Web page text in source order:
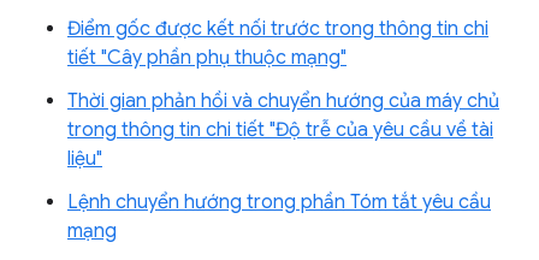
Điểm gốc được kết nối trước trong thông tin chi
tiết "Cây phần phụ thuộc mạng"
Thời gian phản hồi và chuyển hướng của máy chủ
trong thông tin chi tiết "Độ trễ của yêu cầu về tài
liệu"
Lệnh chuyển hướng trong phần Tóm tắt yêu cầu
mạng